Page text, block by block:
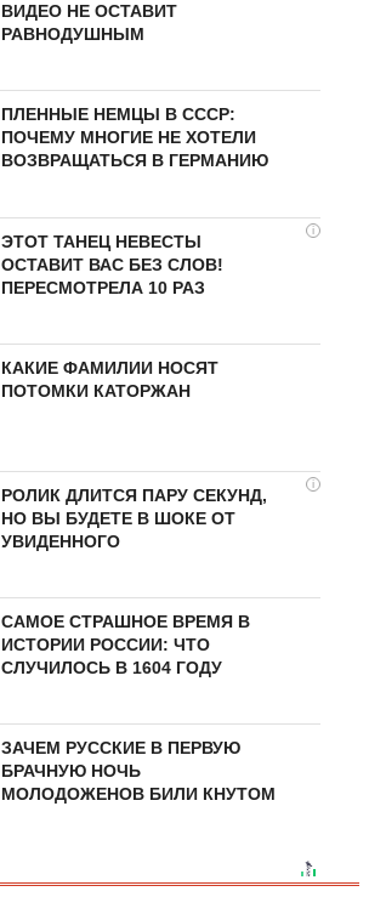
ВИДЕО НЕ ОСТАВИТ
РАВНОДУШНЫМ
ПЛЕННЫЕ НЕМЦЫ В СССР:
ПОЧЕМУ МНОГИЕ НЕ ХОТЕЛИ
ВОЗВРАЩАТЬСЯ В ГЕРМАНИЮ
i
ЭТОТ ТАНЕЦ НЕВЕСТЫ
ОСТАВИТ ВАС БЕЗ СЛОВ!
ПЕРЕСМОТРЕЛА 10 РАЗ
КАКИЕ ФАМИЛИИ НОСЯТ
ПОТОМКИ КАТОРЖАН
i
РОЛИК ДЛИТСЯ ПАРУ СЕКУНД,
НО ВЫ БУДЕТЕ В ШОКЕ ОТ
УВИДЕННОГО
САМОЕ СТРАШНОЕ ВРЕМЯ В
ИСТОРИИ РОССИИ: ЧТО
СЛУЧИЛОСЬ В 1604 ГОДУ
ЗАЧЕМ РУССКИЕ В ПЕРВУЮ
БРАЧНУЮ НОЧЬ
МОЛОДОЖЕНОВ БИЛИ КНУТОМ